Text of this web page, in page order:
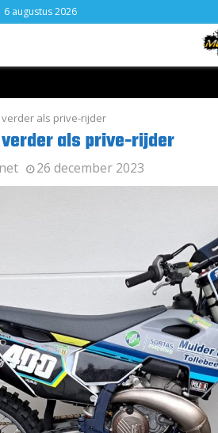
6 augustus 2026
verder als prive-rijder
verder als prive-rijder
26 december 2023